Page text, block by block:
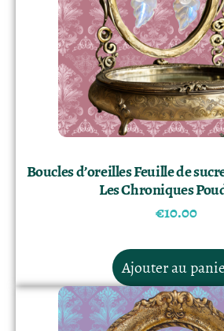
Boucles d’oreilles Feuille de
Les Chroniques
€10.00
Ajouter au